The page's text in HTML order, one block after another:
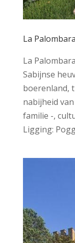
La Palombara
La
Sabijnse
boerenland,
nabijheid
familie -,
Ligging: